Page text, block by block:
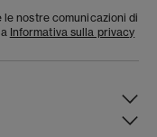
nostre comunicazioni di
Informativa sulla privacy